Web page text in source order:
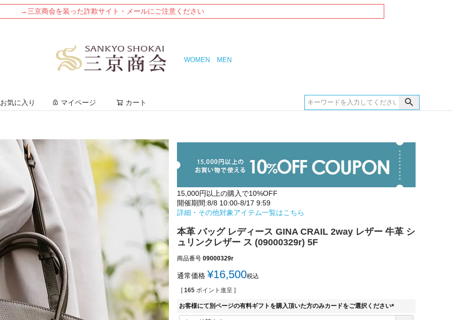
→三京商会を装った詐欺サイト・メールにご注意ください
WOMEN MEN
お気に入り マイページ カート
15,000円以上の購入で10%OFF
開催期間:8/8 10:00-8/17 9:59
詳細・その他対象アイテム一覧はこちら
本革 バッグ レディース GINA CRAIL 2way レザー 牛革 シ
ュリンクレザー ス (09000329r) 5F
商品番号 09000329r
通常価格 ¥16,500税込
[ 165 ポイント進呈 ]
お客様にて別ページの有料ギフトを購入頂いた方のみカードをご選択ください
(